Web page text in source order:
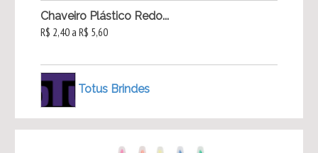
Chaveiro Plástico Redo...
R$ 2,40 a R$ 5,60
Totus Brindes